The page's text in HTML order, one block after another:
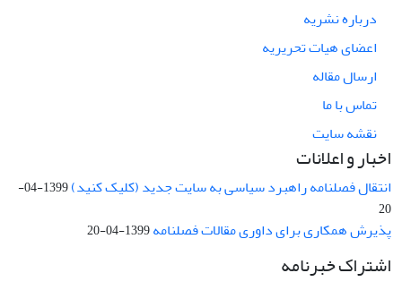
درباره نشریه
اعضای هیات تحریریه
ارسال مقاله
تماس با ما
نقشه سایت
اخبار و اعلانات
انتقال فصلنامه راهبرد سیاسی به سایت جدید (کلیک کنید)
1399-04-
20
پذیرش همکاری برای داوری مقالات فصلنامه1399-04-20
اشتراک خبرنامه